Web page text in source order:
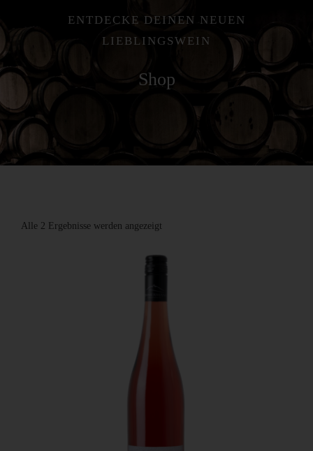
Shop
Aktuelles
ENTDECKE DEINEN NEUEN
LIEBLINGSWEIN
Shop
Alle 2 Ergebnisse werden angezeigt
sortiert